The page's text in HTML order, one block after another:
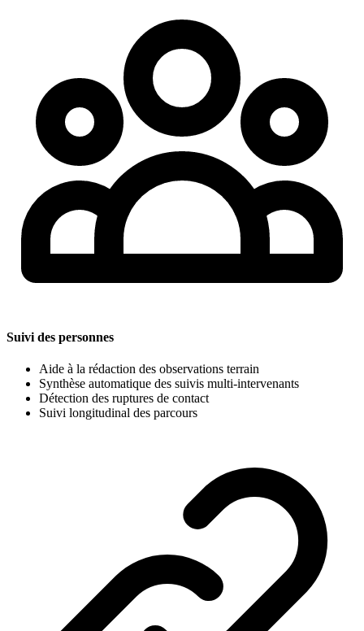
Suivi des personnes
Aide à la rédaction des observations terrain
Synthèse automatique des suivis multi-intervenants
Détection des ruptures de contact
Suivi longitudinal des parcours